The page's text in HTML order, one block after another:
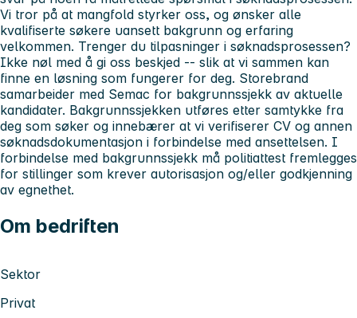
Vi tror på at mangfold styrker oss, og ønsker alle
kvalifiserte søkere uansett bakgrunn og erfaring
velkommen. Trenger du tilpasninger i søknadsprosessen?
Ikke nøl med å gi oss beskjed -- slik at vi sammen kan
finne en løsning som fungerer for deg. Storebrand
samarbeider med Semac for bakgrunnssjekk av aktuelle
kandidater. Bakgrunnssjekken utføres etter samtykke fra
deg som søker og innebærer at vi verifiserer CV og annen
søknadsdokumentasjon i forbindelse med ansettelsen. I
forbindelse med bakgrunnssjekk må politiattest fremlegges
for stillinger som krever autorisasjon og/eller godkjenning
av egnethet.
Om bedriften
Sektor
Privat